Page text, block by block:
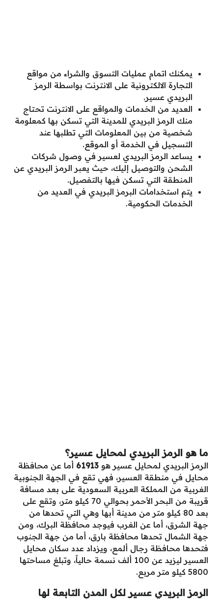
يمكنك اتمام عمليات التسوق والشراء من مواقع
التجارة الالكترونية على الانترنت بواسطة الرمز
البريدي عسير.
العديد من الخدمات والمواقع على الانترنت تحتاج
منك الرمز البريدي للمدينة التي تسكن بها كمعلومة
شخصية من بين المعلومات التي تطلبها عند
التسجيل في الخدمة أو الموقع.
يساعد الرمز البريدي لعسير في وصول شركات
الشحن والتوصيل إليك، حيث يعبر الرمز البريدي عن
المنطقة التي تسكن فيها بالتفصيل.
يتم استخدامات البرمز البريدي في العديد من
الخدمات الحكومية.
ما هو الرمز البريدي لمحايل عسير؟
الرمز البريدي لمحايل عسير هو 61913 أما عن محافظة
محايل في منطقة العسير، فهي تقع في الجهة الجنوبية
الغربية من المملكة العربية السعودية على بعد مسافة
قريبة من البحر الأحمر بحوالي 70 كيلو متر، وتقع على
بعد 80 كيلو متر من مدينة أبها وهي التي تحدها من
جهة الشرق، أما عن الغرب فيوجد محافظة البرك، ومن
جهة الشمال تحدها محافظة بارق، أما من جهة الجنوب
فتحدها محافظة رجال ألمع، ويزداد عدد سكان محايل
العسير ليزيد عن 100 ألف نسمة حالياً، وتبلغ مساحتها
5800 كيلو متر مربع.
الرمز البريدي عسير لكل المدن التابعة لها